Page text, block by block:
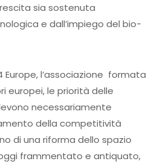
sia sostenuta
e dall’impiego del bio-
Europe, l’associazione formata
europei, le priorità delle
necessariamente
della competitività
di una riforma dello spazio
frammentato e antiquato,